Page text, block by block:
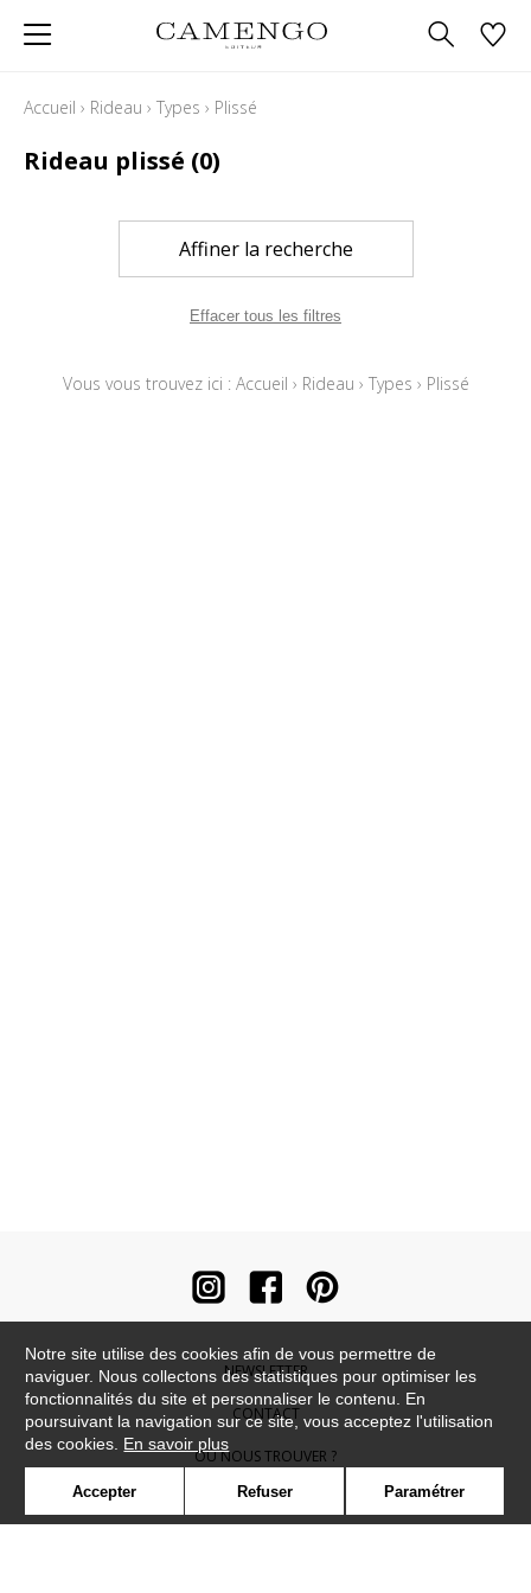
Accueil › Rideau › Types › Plissé
Rideau plissé (0)
Affiner la recherche
Effacer tous les filtres
Vous vous trouvez ici : Accueil › Rideau › Types › Plissé
NEWSLETTER
CONTACT
OÙ NOUS TROUVER ?
CONTRACT
Notre site utilise des cookies afin de vous permettre de
naviguer. Nous collectons des statistiques pour optimiser les
fonctionnalités du site et personnaliser le contenu. En
poursuivant la navigation sur ce site, vous acceptez l'utilisation
des cookies. En savoir plus
Accepter Refuser Paramétrer